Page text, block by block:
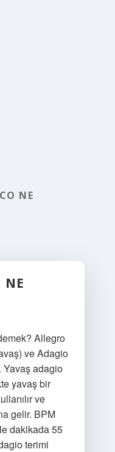
NE
Allegro
ve Adagio
Yavaş adagio
yavaş bir
ve
gelir. BPM
dakikada 55
terimi